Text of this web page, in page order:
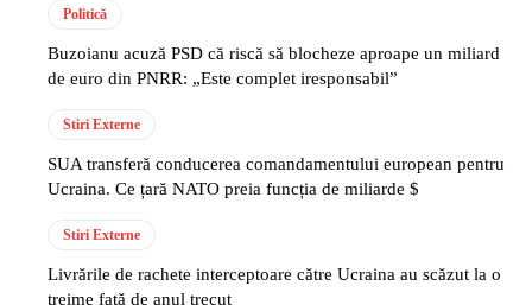
Politică
Buzoianu acuză PSD că riscă să blocheze aproape un miliard
de euro din PNRR: „Este complet iresponsabil”
Stiri Externe
SUA transferă conducerea comandamentului european pentru
Ucraina. Ce țară NATO preia funcția de miliarde $
Stiri Externe
Livrările de rachete interceptoare către Ucraina au scăzut la o
treime față de anul trecut